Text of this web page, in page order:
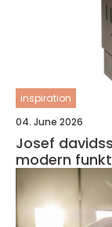
inspiration
04. June 2026
Josef davidsson
modern